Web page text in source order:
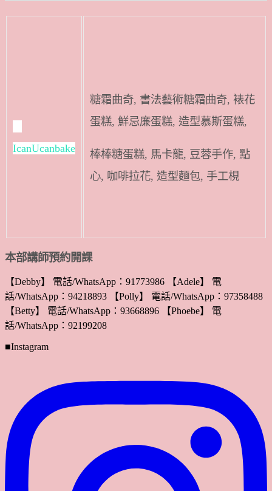
IcanUcanbake
糖霜曲奇, 書法藝術糖霜曲奇, 裱花
蛋糕, 鮮忌廉蛋糕, 造型慕斯蛋糕,
棒棒糖蛋糕, 馬卡龍, 豆蓉手作, 點
心, 咖啡拉花, 造型麵包, 手工梘
本部講師預約開課
【Debby】 電話/WhatsApp：91773986 【Adele】 電
話/WhatsApp：94218893 【Polly】 電話/WhatsApp：97358488
【Betty】 電話/WhatsApp：93668896 【Phoebe】 電
話/WhatsApp：92199208
■Instagram